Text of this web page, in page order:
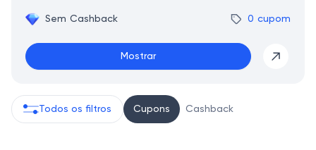
Sem Cashback 0 cupom
Mostrar
Todos os filtros Cupons Cashback